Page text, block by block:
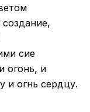
сие
огонь, и
и огнь сердцу.